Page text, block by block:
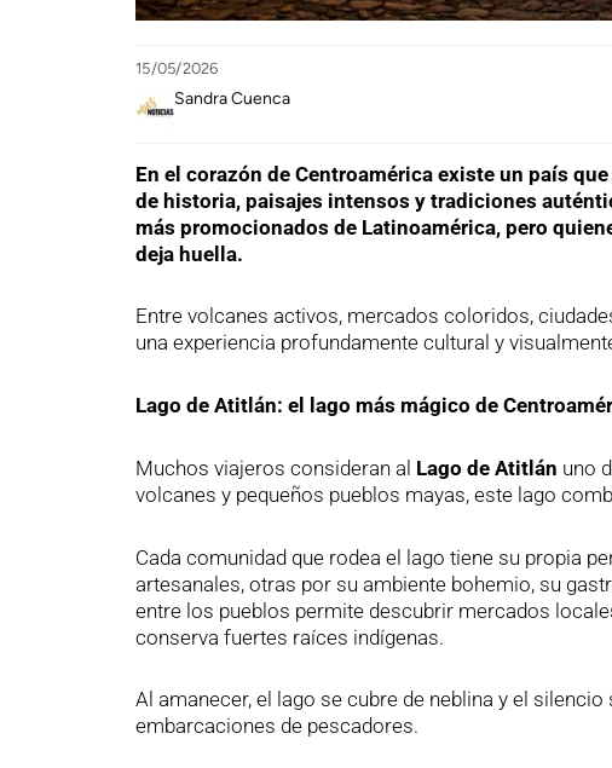
15/05/2026
Sandra Cuenca
En el corazón de Centroamérica existe un país
de historia, paisajes intensos y tradiciones
más promocionados de Latinoamérica, pero
deja huella.
Entre volcanes activos, mercados coloridos,
una experiencia profundamente cultural y
Lago de Atitlán: el lago más mágico de
Muchos viajeros consideran al Lago de Atitlán uno
volcanes y pequeños pueblos mayas, este lago
Cada comunidad que rodea el lago tiene su propia
artesanales, otras por su ambiente bohemio, su
entre los pueblos permite descubrir mercados
conserva fuertes raíces indígenas.
Al amanecer, el lago se cubre de neblina y el
embarcaciones de pescadores.